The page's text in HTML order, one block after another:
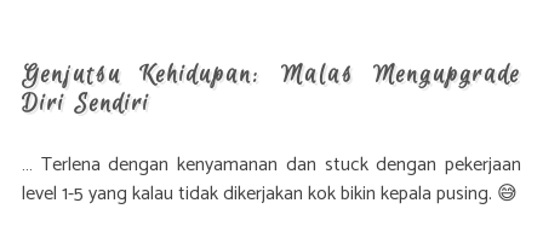
Genjutsu Kehidupan: Malas Mengupgrade
Diri Sendiri
… Terlena dengan kenyamanan dan stuck dengan pekerjaan
level 1-5 yang kalau tidak dikerjakan kok bikin kepala pusing. 😅